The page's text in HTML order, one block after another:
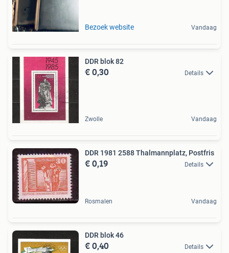
Bezoek website Vandaag
DDR blok 82
€ 0,30 Details
Zwolle Vandaag
DDR 1981 2588 Thalmannplatz, Postfris
€ 0,19 Details
Rosmalen Vandaag
DDR blok 46
€ 0,40 Details